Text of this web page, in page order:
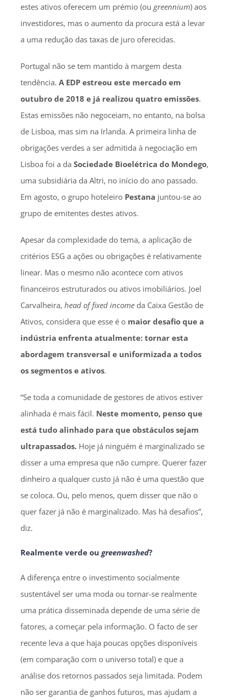
estes ativos oferecem um prémio (ou greennium) aos
investidores, mas o aumento da procura está a levar
a uma redução das taxas de juro oferecidas.
Portugal não se tem mantido à margem desta
tendência. A EDP estreou este mercado em
outubro de 2018 e já realizou quatro emissões.
Estas emissões não negoceiam, no entanto, na bolsa
de Lisboa, mas sim na Irlanda. A primeira linha de
obrigações verdes a ser admitida à negociação em
Lisboa foi a da Sociedade Bioelétrica do Mondego,
uma subsidiária da Altri, no início do ano passado.
Em agosto, o grupo hoteleiro Pestana juntou-se ao
grupo de emitentes destes ativos.
Apesar da complexidade do tema, a aplicação de
critérios ESG a ações ou obrigações é relativamente
linear. Mas o mesmo não acontece com ativos
financeiros estruturados ou ativos imobiliários. Joel
Carvalheira, head of fixed income da Caixa Gestão de
Ativos, considera que esse é o maior desafio que a
indústria enfrenta atualmente: tornar esta
abordagem transversal e uniformizada a todos
os segmentos e ativos.
“Se toda a comunidade de gestores de ativos estiver
alinhada é mais fácil. Neste momento, penso que
está tudo alinhado para que obstáculos sejam
ultrapassados. Hoje já ninguém é marginalizado se
disser a uma empresa que não cumpre. Querer fazer
dinheiro a qualquer custo já não é uma questão que
se coloca. Ou, pelo menos, quem disser que não o
quer fazer já não é marginalizado. Mas há desafios”,
diz.
Realmente verde ou greenwashed?
A diferença entre o investimento socialmente
sustentável ser uma moda ou tornar-se realmente
uma prática disseminada depende de uma série de
fatores, a começar pela informação. O facto de ser
recente leva a que haja poucas opções disponíveis
(em comparação com o universo total) e que a
análise dos retornos passados seja limitada. Podem
não ser garantia de ganhos futuros, mas ajudam a